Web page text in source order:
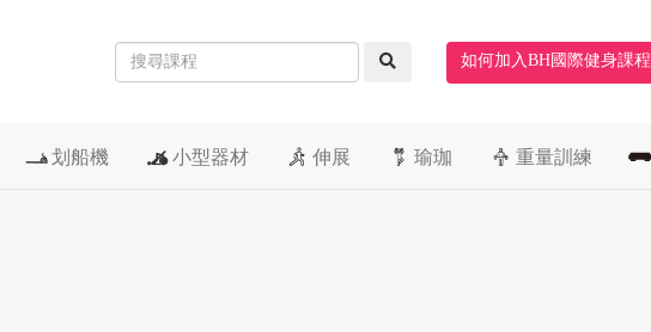
如何加入BH國際健身課程
划船機 小型器材 伸展 瑜珈 重量訓練